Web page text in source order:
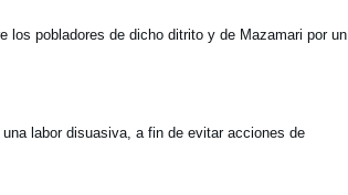
los pobladores de dicho ditrito y de Mazamari por un
labor disuasiva, a fin de evitar acciones de